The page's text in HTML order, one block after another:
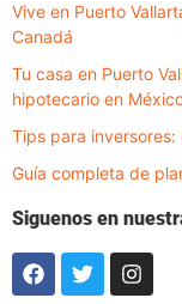
Vive en Puerto
Canadá
Tu casa en Puerto
hipotecario en
Tips para
Guía completa de
Siguenos en